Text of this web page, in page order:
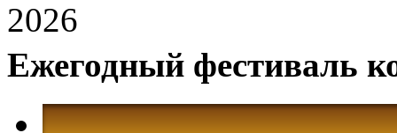
2026
Ежегодный фестиваль